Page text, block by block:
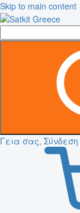
Skip to main content
Γεια σας, Σύνδεση